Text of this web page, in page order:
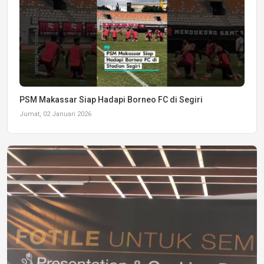
PSM Makassar Siap Hadapi Borneo FC di Segiri
Jumat, 02 Januari 2026